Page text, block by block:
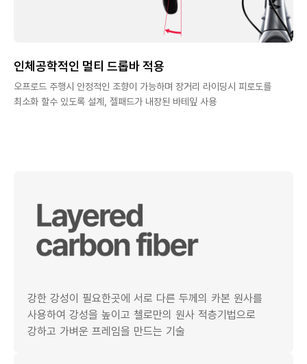
인체공학적인 멀티 드롭바 적용
오프로드 주행시 안정적인 조향이 가능하며 장거리 라이딩시 피로도를
최소화 할수 있도록 설계, 젤패드가 내장된 바테잎 사용
강한 강성이 필요한곳에 서로 다른 두께의 카본 원사를
사용하여 강성을 높이고 첼로만의 원사 적층기법으로
강하고 가벼운 프레임을 만드는 기술